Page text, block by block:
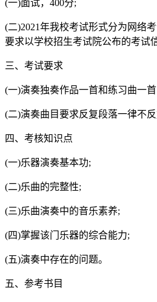
(一)面试，400分;
(二)2021年我校考试形式分为网络
要求以学校招生考试院公布的考试
三、考试要求
(一)演奏独奏作品一首和练习曲一
(二)演奏曲目要求反复段落一律不反
四、考核知识点
(一)乐器演奏基本功;
(二)乐曲的完整性;
(三)乐曲演奏中的音乐素养;
(四)掌握该门乐器的综合能力;
(五)演奏中存在的问题。
五、参考书目